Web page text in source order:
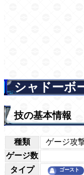
シャドーボ
技の基本情報
種類
ゲージ攻
ゲージ数
タイプ